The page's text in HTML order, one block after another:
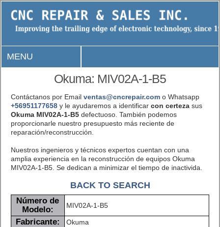
MENU
Okuma: MIV02A-1-B5
Contáctanos por Email ventas@cncrepair.como Whatsapp
+56951177658y le ayudaremos a identificar con certezasus
Okuma MIV02A-1-B5defectuoso. También podemos
proporcionarle nuestro presupuesto más reciente de
reparación/reconstrucción.
Nuestros ingenieros y técnicos expertos cuentan con una
amplia experiencia en la reconstrucción de equipos Okuma
MIV02A-1-B5. Se dedican a minimizar el tiempo de inactivida.
BACK TO SEARCH
Número de
Modelo:
MIV02A-1-B5
Fabricante: Okuma